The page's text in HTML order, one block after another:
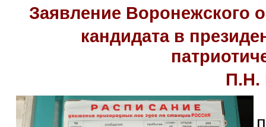
Заявление Воронежского
кандидата в
П.Н.